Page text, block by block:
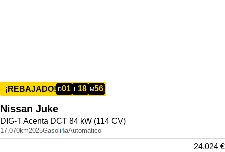
¡REBAJADO! D01 H18 M56
Nissan Juke
DIG-T Acenta DCT 84 kW (114 CV)
17.070km2025GasolinaAutomático
24.024€